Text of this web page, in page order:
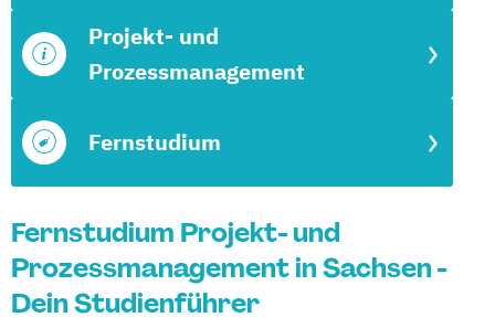
Fernstudium
Projekt- und
Prozessmanagement
Fernstudium Projekt- und
Prozessmanagement in Sachsen -
Dein Studienführer